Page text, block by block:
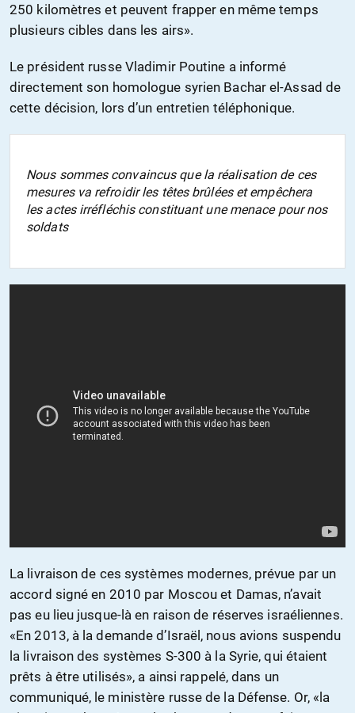
250 kilomètres et peuvent frapper en même temps
plusieurs cibles dans les airs».
Le président russe Vladimir Poutine a informé
directement son homologue syrien Bachar el-Assad de
cette décision, lors d’un entretien téléphonique.
Nous sommes convaincus que la réalisation de ces
mesures va refroidir les têtes brûlées et empêchera
les actes irréfléchis constituant une menace pour nos
soldats
La livraison de ces systèmes modernes, prévue par un
accord signé en 2010 par Moscou et Damas, n’avait
pas eu lieu jusque-là en raison de réserves israéliennes.
«En 2013, à la demande d’Israël, nous avions suspendu
la livraison des systèmes S-300 à la Syrie, qui étaient
prêts à être utilisés», a ainsi rappelé, dans un
communiqué, le ministère russe de la Défense. Or, «la